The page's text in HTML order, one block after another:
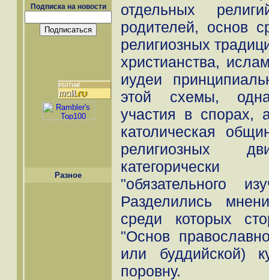
Подписка на новости
Разное
отдельных
родителей, основ
религиозных
христианства,
иудеи
этой схемы,
участия в спорах,
католическая
религиозных
"обязательного
Разделились
среди которых
"Основ
или буддийской)
поровну.